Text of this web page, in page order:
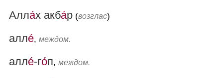
Алла́х акба́р (возглас)
алле́, междом.
алле́-го́п, междом.